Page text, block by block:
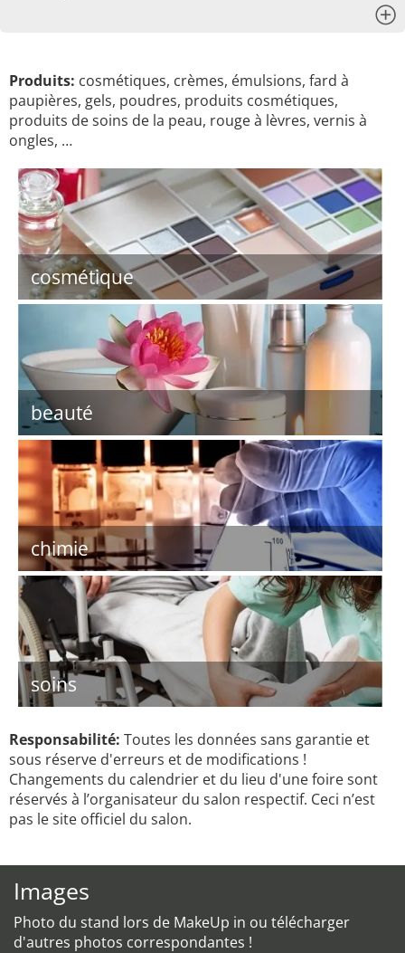
Produits: cosmétiques, crèmes, émulsions, fard à
paupières, gels, poudres, produits cosmétiques,
produits de soins de la peau, rouge à lèvres, vernis à
ongles, …
cosmétique
beauté
chimie
soins
Responsabilité: Toutes les données sans garantie et
sous réserve d'erreurs et de modifications !
Changements du calendrier et du lieu d'une foire sont
réservés à l’organisateur du salon respectif. Ceci n’est
pas le site officiel du salon.
Images
Photo du stand lors de MakeUp in ou télécharger
d'autres photos correspondantes !